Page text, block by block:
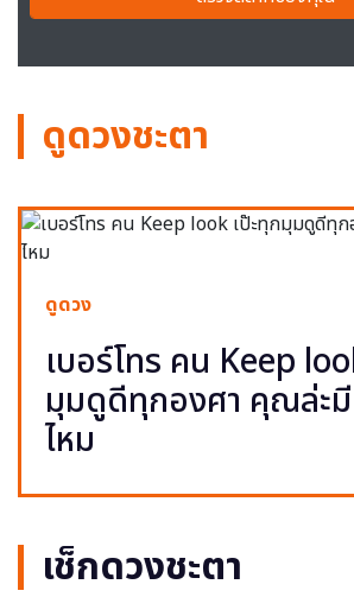
ดูดวงชะตา
ดูดวง
เบอร์โทร คน Keep
มุมดูดีทุกองศา คุณล่ะมี
ไหม
เช็กดวงชะตา